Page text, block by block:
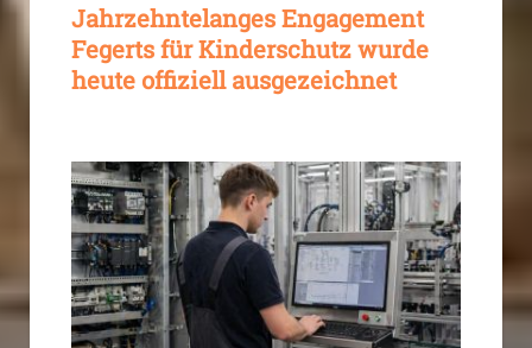
Jahrzehntelanges Engagement
Fegerts für Kinderschutz wurde
heute offiziell ausgezeichnet